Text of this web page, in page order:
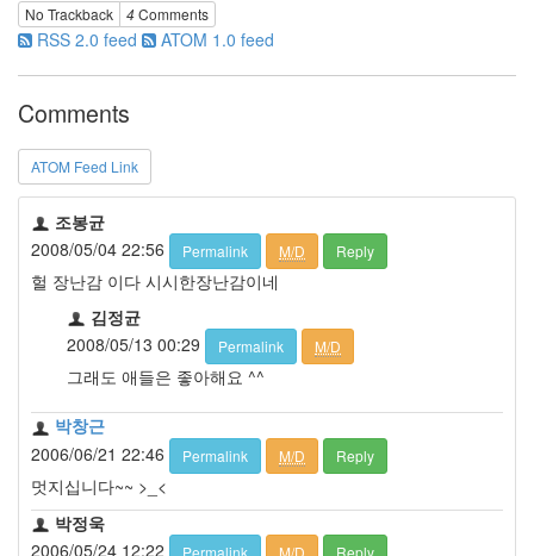
No Trackback 4Comments
RSS 2.0 feed ATOM 1.0 feed
Comments
ATOM Feed Link
조봉균
2008/05/04 22:56
Permalink M/D Reply
헐 장난감 이다 시시한장난감이네
김정균
2008/05/13 00:29
Permalink M/D
그래도 애들은 좋아해요 ^^
박창근
2006/06/21 22:46
Permalink M/D Reply
멋지십니다~~ >_<
박정욱
2006/05/24 12:22
Permalink M/D Reply